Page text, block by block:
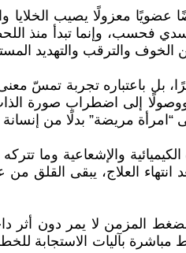
معزولًا يصيب الخلايا
فحسب، وإنما تبدأ منذ
الخوف والترقب والتهديد
بل باعتباره تجربة تمسّ
إلى اضطراب صورة
مريضة” بدلًا من إنسانة
والإشعاعية وما
العلاج، يبقى القلق
المزمن لا يمر دون
مباشرة بآليات الاستجابة